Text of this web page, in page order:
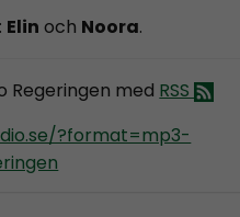
Elin och Noora.
Regeringen med RSS
?format=mp3-